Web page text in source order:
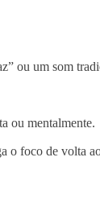
ou um som
ou mentalmente.
o foco de volta